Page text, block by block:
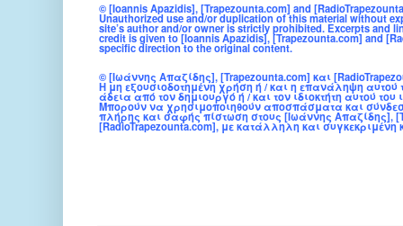
© [Ioannis Apazidis], [Trapezounta.com] and
Unauthorized use and/or duplication of this material without
site’s author and/or owner is strictly prohibited. Excerpts and
credit is given to [Ioannis Apazidis], [Trapezounta.com] and
specific direction to the original content.
© [Ιωάννης Απαζίδης], [Trapezounta.com] και
Η μη εξουσιοδοτημένη χρήση ή / και η επανάληψη αυτού
άδεια από τον δημιουργό ή / και τον ιδιοκτήτη αυτού
Μπορούν να χρησιμοποιηθούν αποσπάσματα και
πλήρης και σαφής πίστωση στους [Ιωάννης Απαζίδης],
[RadioTrapezounta.com], με κατάλληλη και